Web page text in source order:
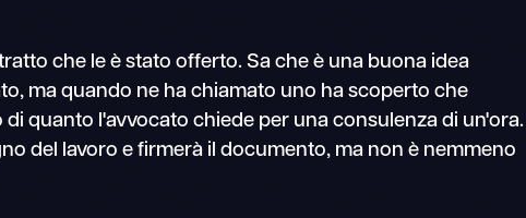
che le è stato offerto. Sa che è una buona idea
ma quando ne ha chiamato uno ha scoperto che
quanto l'avvocato chiede per una consulenza di un'ora.
del lavoro e firmerà il documento, ma non è nemmeno